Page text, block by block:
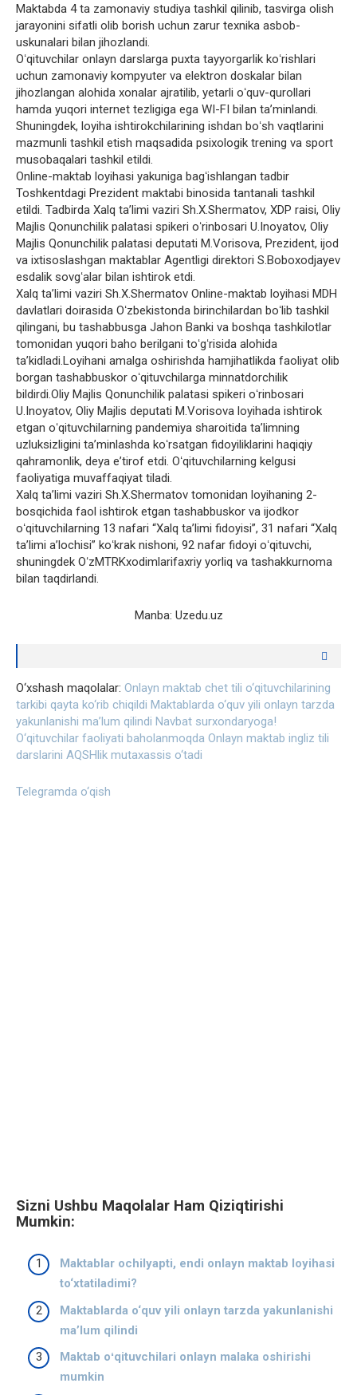
Maktabda 4 ta zamonaviy studiya tashkil qilinib, tasvirga olish
jarayonini sifatli olib borish uchun zarur texnika asbob-
uskunalari bilan jihozlandi.
Oʻqituvchilar onlayn darslarga puxta tayyorgarlik koʻrishlari
uchun zamonaviy kompyuter va elektron doskalar bilan
jihozlangan alohida xonalar ajratilib, yetarli oʻquv-qurollari
hamda yuqori internet tezligiga ega WI-FI bilan taʼminlandi.
Shuningdek, loyiha ishtirokchilarining ishdan boʻsh vaqtlarini
mazmunli tashkil etish maqsadida psixologik trening va sport
musobaqalari tashkil etildi.
Online-maktab loyihasi yakuniga bagʻishlangan tadbir
Toshkentdagi Prezident maktabi binosida tantanali tashkil
etildi. Tadbirda Xalq taʼlimi vaziri Sh.X.Shermatov, XDP raisi, Oliy
Majlis Qonunchilik palatasi spikeri oʻrinbosari U.Inoyatov, Oliy
Majlis Qonunchilik palatasi deputati M.Vorisova, Prezident, ijod
va ixtisoslashgan maktablar Agentligi direktori S.Boboxodjayev
esdalik sovgʻalar bilan ishtirok etdi.
Xalq taʼlimi vaziri Sh.X.Shermatov Online-maktab loyihasi MDH
davlatlari doirasida Oʻzbekistonda birinchilardan boʻlib tashkil
qilingani, bu tashabbusga Jahon Banki va boshqa tashkilotlar
tomonidan yuqori baho berilgani toʻgʻrisida alohida
taʼkidladi.Loyihani amalga oshirishda hamjihatlikda faoliyat olib
borgan tashabbuskor oʻqituvchilarga minnatdorchilik
bildirdi.Oliy Majlis Qonunchilik palatasi spikeri oʻrinbosari
U.Inoyatov, Oliy Majlis deputati M.Vorisova loyihada ishtirok
etgan oʻqituvchilarning pandemiya sharoitida taʼlimning
uzluksizligini taʼminlashda koʻrsatgan fidoyiliklarini haqiqiy
qahramonlik, deya eʼtirof etdi. Oʻqituvchilarning kelgusi
faoliyatiga muvaffaqiyat tiladi.
Xalq taʼlimi vaziri Sh.X.Shermatov tomonidan loyihaning 2-
bosqichida faol ishtirok etgan tashabbuskor va ijodkor
oʻqituvchilarning 13 nafari “Xalq taʼlimi fidoyisi”, 31 nafari “Xalq
taʼlimi aʼlochisi” koʻkrak nishoni, 92 nafar fidoyi oʻqituvchi,
shuningdek OʻzMTRKxodimlarifaxriy yorliq va tashakkurnoma
bilan taqdirlandi.
Manba: Uzedu.uz
O‘xshash maqolalar: Onlayn maktab chet tili o‘qituvchilarining
tarkibi qayta ko‘rib chiqildi Maktablarda o‘quv yili onlayn tarzda
yakunlanishi ma’lum qilindi Navbat surxondaryoga!
O‘qituvchilar faoliyati baholanmoqda Onlayn maktab ingliz tili
darslarini AQSHlik mutaxassis o‘tadi
Telegramda o‘qish
Sizni Ushbu Maqolalar Ham Qiziqtirishi
Mumkin:
Maktablar ochilyapti, endi onlayn maktab loyihasi
to‘xtatiladimi?
Maktablarda o‘quv yili onlayn tarzda yakunlanishi
ma’lum qilindi
Maktab oʻqituvchilari onlayn malaka oshirishi
mumkin